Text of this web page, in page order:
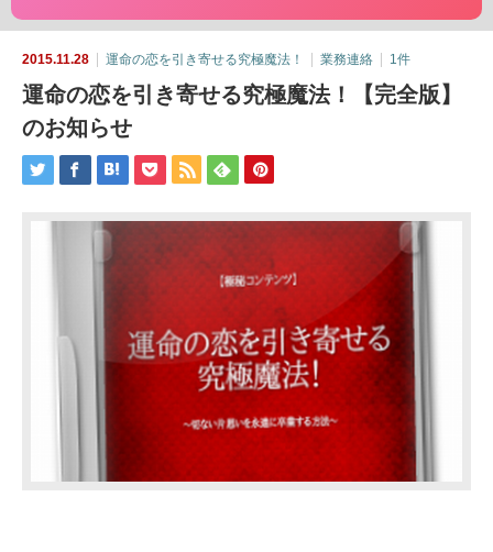
2015.11.28 運命の恋を引き寄せる究極魔法！ 業務連絡 1件
運命の恋を引き寄せる究極魔法！【完全版】
のお知らせ